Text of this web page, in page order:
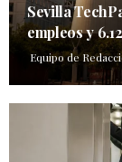
Sevilla
empleos y
Equipo de